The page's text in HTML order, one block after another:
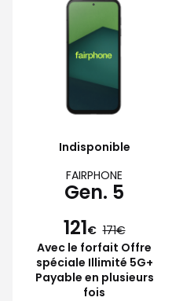
Indisponible
FAIRPHONE
Gen. 5
121€ 171
Avec le forfait Offre
spéciale Illimité 5G+
Payable en plusieurs
fois